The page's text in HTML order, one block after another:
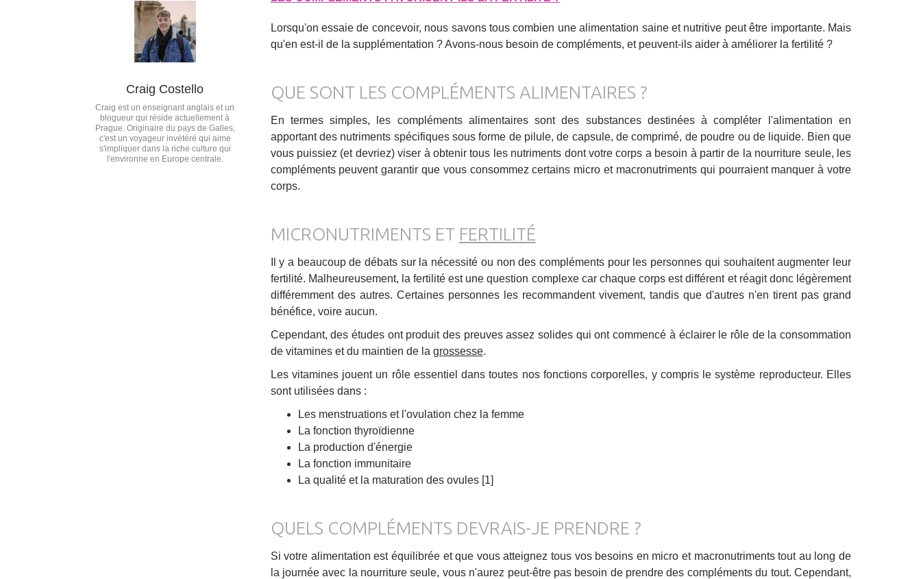
Craig Costello
Craig est un enseignant anglais et un
blogueur qui réside actuellement à
Prague. Originaire du pays de Galles,
c'est un voyageur invétéré qui aime
s'impliquer dans la riche culture qui
l'environne en Europe centrale.
Lorsqu'on essaie de concevoir, nous savons tous combien une alimentation saine et nutritive peut être importante. Mais
qu'en est-il de la supplémentation ? Avons-nous besoin de compléments, et peuvent-ils aider à améliorer la fertilité ?
QUE SONT LES COMPLÉMENTS ALIMENTAIRES ?
En termes simples, les compléments alimentaires sont des substances destinées à compléter l'alimentation en
apportant des nutriments spécifiques sous forme de pilule, de capsule, de comprimé, de poudre ou de liquide. Bien que
vous puissiez (et devriez) viser à obtenir tous les nutriments dont votre corps a besoin à partir de la nourriture seule, les
compléments peuvent garantir que vous consommez certains micro et macronutriments qui pourraient manquer à votre
corps.
MICRONUTRIMENTS ET FERTILITÉ
Il y a beaucoup de débats sur la nécessité ou non des compléments pour les personnes qui souhaitent augmenter leur
fertilité. Malheureusement, la fertilité est une question complexe car chaque corps est différent et réagit donc légèrement
différemment des autres. Certaines personnes les recommandent vivement, tandis que d'autres n'en tirent pas grand
bénéfice, voire aucun.
Cependant, des études ont produit des preuves assez solides qui ont commencé à éclairer le rôle de la consommation
de vitamines et du maintien de la grossesse.
Les vitamines jouent un rôle essentiel dans toutes nos fonctions corporelles, y compris le système reproducteur. Elles
sont utilisées dans :
Les menstruations et l'ovulation chez la femme
La fonction thyroïdienne
La production d'énergie
La fonction immunitaire
La qualité et la maturation des ovules [1]
QUELS COMPLÉMENTS DEVRAIS-JE PRENDRE ?
Si votre alimentation est équilibrée et que vous atteignez tous vos besoins en micro et macronutriments tout au long de
la journée avec la nourriture seule, vous n'aurez peut-être pas besoin de prendre des compléments du tout. Cependant,